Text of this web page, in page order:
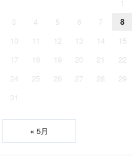
1
3
4 5 6 7 8
10
11 12 13 14 15
17
18 19 20 21 22
24
25 26 27 28 29
31
« 5月